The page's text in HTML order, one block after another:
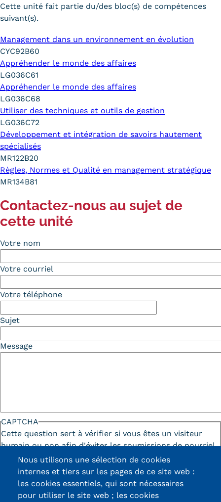
Cette unité fait partie du/des bloc(s) de compétences
suivant(s).
Management dans un environnement en évolution
CYC92B60
Appréhender le monde des affaires
LG036C61
Appréhender le monde des affaires
LG036C68
Utiliser des techniques et outils de gestion
LG036C72
Développement et intégration de savoirs hautement
spécialisés
MR122B20
Règles, Normes et Qualité en management stratégique
MR134B81
Contactez-nous au sujet de
cette unité
Votre nom
Votre courriel
Votre téléphone
Sujet
Message
CAPTCHA
Cette question sert à vérifier si vous êtes un visiteur
humain ou non afin d'éviter les soumissions de pourriel
(spam) automatisées.
Nous utilisons une sélection de cookies
internes et tiers sur les pages de ce site web :
les cookies essentiels, qui sont nécessaires
pour utiliser le site web ; les cookies